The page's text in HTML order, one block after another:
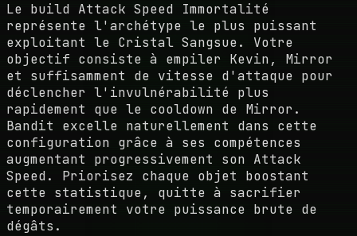
Le build Attack Speed Immortalité
représente l'archétype le plus puissant
exploitant le Cristal Sangsue. Votre
objectif consiste à empiler Kevin, Mirror
et suffisamment de vitesse d'attaque pour
déclencher l'invulnérabilité plus
rapidement que le cooldown de Mirror.
Bandit excelle naturellement dans cette
configuration grâce à ses compétences
augmentant progressivement son Attack
Speed. Priorisez chaque objet boostant
cette statistique, quitte à sacrifier
temporairement votre puissance brute de
dégâts.